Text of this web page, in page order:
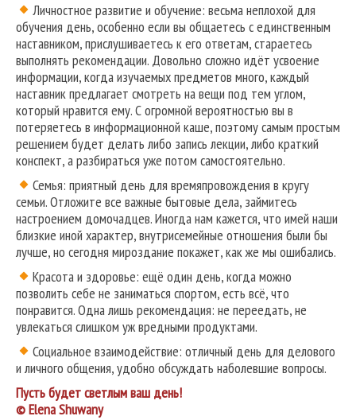
Личностное развитие и обучение: весьма неплохой для
обучения день, особенно если вы общаетесь с единственным
наставником, прислушиваетесь к его ответам, стараетесь
выполнять рекомендации. Довольно сложно идёт усвоение
информации, когда изучаемых предметов много, каждый
наставник предлагает смотреть на вещи под тем углом,
который нравится ему. С огромной вероятностью вы в
потеряетесь в информационной каше, поэтому самым простым
решением будет делать либо запись лекции, либо краткий
конспект, а разбираться уже потом самостоятельно.
Семья: приятный день для времяпровождения в кругу
семьи. Отложите все важные бытовые дела, займитесь
настроением домочадцев. Иногда нам кажется, что имей наши
близкие иной характер, внутрисемейные отношения были бы
лучше, но сегодня мироздание покажет, как же мы ошибались.
Красота и здоровье: ещё один день, когда можно
позволить себе не заниматься спортом, есть всё, что
понравится. Одна лишь рекомендация: не переедать, не
увлекаться слишком уж вредными продуктами.
Социальное взаимодействие: отличный день для делового
и личного общения, удобно обсуждать наболевшие вопросы.
Пусть будет светлым ваш день!
© Elena Shuwany